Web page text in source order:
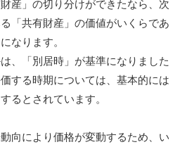
産」の切り分けができたなら、次
「共有財産」の価値がいくらであ
なります。
、「別居時」が基準になりました
する時期については、基本的には
るとされています。
向により価格が変動するため、い